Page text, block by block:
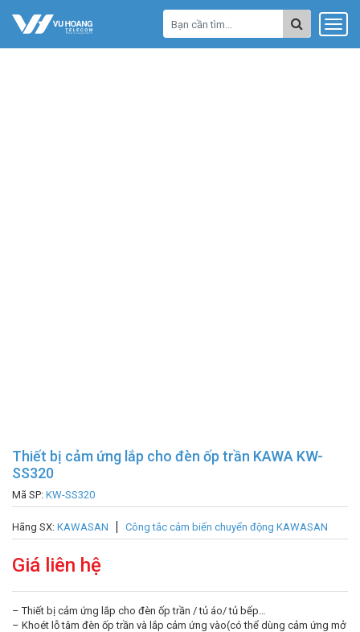
Thiết bị cảm ứng lắp cho đèn ốp trần KAWA KW-
SS320
Mã SP: KW-SS320
Hãng SX: KAWASAN Công tắc cảm biến chuyển động KAWASAN
Giá liên hệ
– Thiết bị cảm ứng lắp cho đèn ốp trần / tủ áo/ tủ bếp…
– Khoét lỗ tâm đèn ốp trần và lắp cảm ứng vào(có thể dùng cảm ứng mở